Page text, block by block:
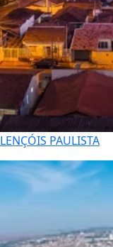
LENÇÓIS PAULISTA